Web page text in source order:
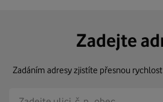
Zadejte
Zadáním adresy zjistíte přesnou